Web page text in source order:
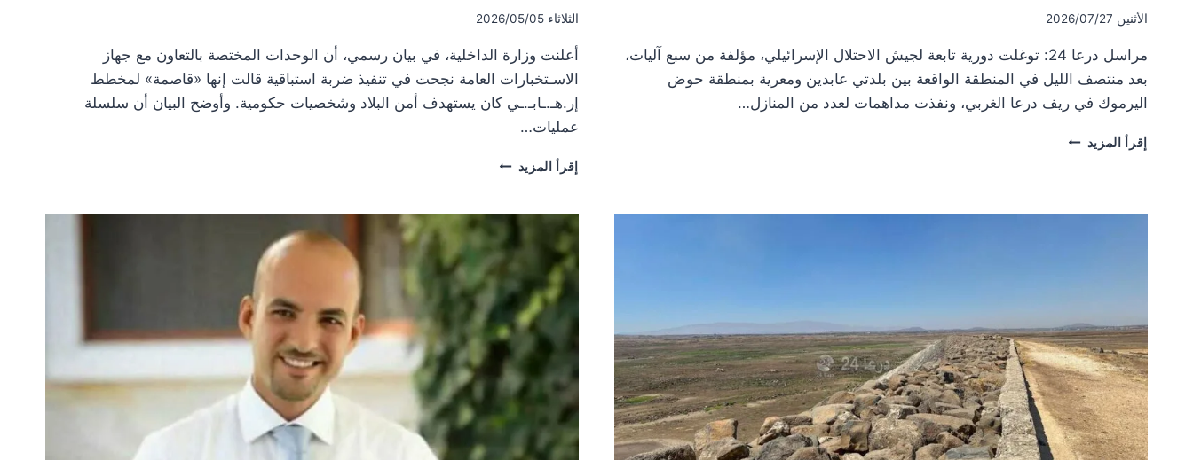
الأثنين 2026/07/27
مراسل درعا 24: توغلت دورية تابعة لجيش الاحتلال الإسرائيلي، مؤلفة من سبع آليات،
بعد منتصف الليل في المنطقة الواقعة بين بلدتي عابدين ومعرية بمنطقة حوض
اليرموك في ريف درعا الغربي، ونفذت مداهمات لعدد من المنازل…
إقرأ المزيد توغل
ريفي
طرنجة
الثلاثاء 2026/05/05
أعلنت وزارة الداخلية، في بيان رسمي، أن الوحدات المختصة بالتعاون مع جهاز
الاسـتخبارات العامة نجحت في تنفيذ ضربة استباقية قالت إنها «قاصمة» لمخطط
إر.هـ.ـابـ.ـي كان يستهدف أمن البلاد وشخصيات حكومية. وأوضح البيان أن سلسلة
عمليات…
إقرأ المزيد الداخلية
خلية
مرتبطة
بحزب
الله
وإحباط
مخطط
اغتيالات
في
عدة
محافظات